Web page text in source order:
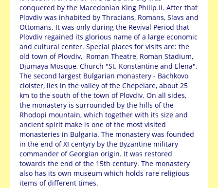
conquered by the Macedonian King Philip II. After that
Plovdiv was inhabited by Thracians, Romans, Slavs and
Ottomans. It was only during the Revival Period that
Plovdiv regained its glorious name of a large economic
and cultural center. Special places for visits are: the
old town of Plovdiv, Roman Theatre, Roman Stadium,
Djumaya Mosque, Church "St. Konstantine and Elena".
The second largest Bulgarian monastery - Bachkovo
cloister, lies in the valley of the Chepelare, about 25
km to the south of the town of Plovdiv. On all sides,
the monastery is surrounded by the hills of the
Rhodopi mountain, which together with its size and
ancient spirit make is one of the most visited
monasteries in Bulgaria. The monastery was founded
in the end of XI centyry by the Byzantine military
commander of Georgian origin. It was restored
towards the end of the 15th century. The monastery
also has its own museum which holds rare religious
items of different times.